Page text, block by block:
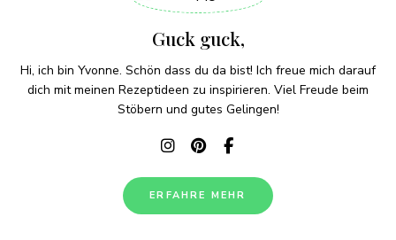
Guck guck,
Hi, ich bin Yvonne. Schön dass du da bist! Ich freue mich darauf
dich mit meinen Rezeptideen zu inspirieren. Viel Freude beim
Stöbern und gutes Gelingen!
ERFAHRE MEHR